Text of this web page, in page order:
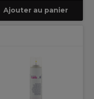
Ajouter au panier